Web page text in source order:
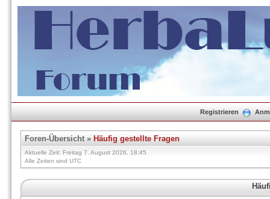
Registrieren
Foren-Übersicht» Häufig gestellte Fragen
Aktuelle Zeit: Freitag 7. August 2026, 18:45
Alle Zeiten sind UTC